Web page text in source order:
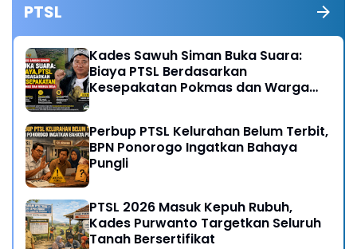
PTSL
Kades Sawuh Siman Buka Suara:
Biaya PTSL Berdasarkan
Kesepakatan Pokmas dan Warga
Perbup PTSL Kelurahan Belum Terbit,
BPN Ponorogo Ingatkan Bahaya
Pungli
PTSL 2026 Masuk Kepuh Rubuh,
Kades Purwanto Targetkan Seluruh
Tanah Bersertifikat